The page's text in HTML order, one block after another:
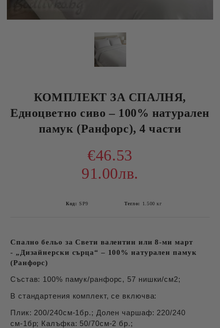
КОМПЛЕКТ ЗА СПАЛНЯ,
Едноцветно сиво – 100% натурален
памук (Ранфорс), 4 части
€46.53
91.00лв.
Код: SP9 Тегло: 1.500 кг
Спално бельо за Свети валентин или 8-ми март
- „Дизайнерски сърца“ – 100% натурален памук
(Ранфорс)
Състав: 100% памук/ранфорс, 57 нишки/см2;
В стандартения комплект, се включва:
Плик: 200/240см-1бр.; Долен чаршаф: 220/240
см-1бр; Калъфка: 50/70см-2 бр.;